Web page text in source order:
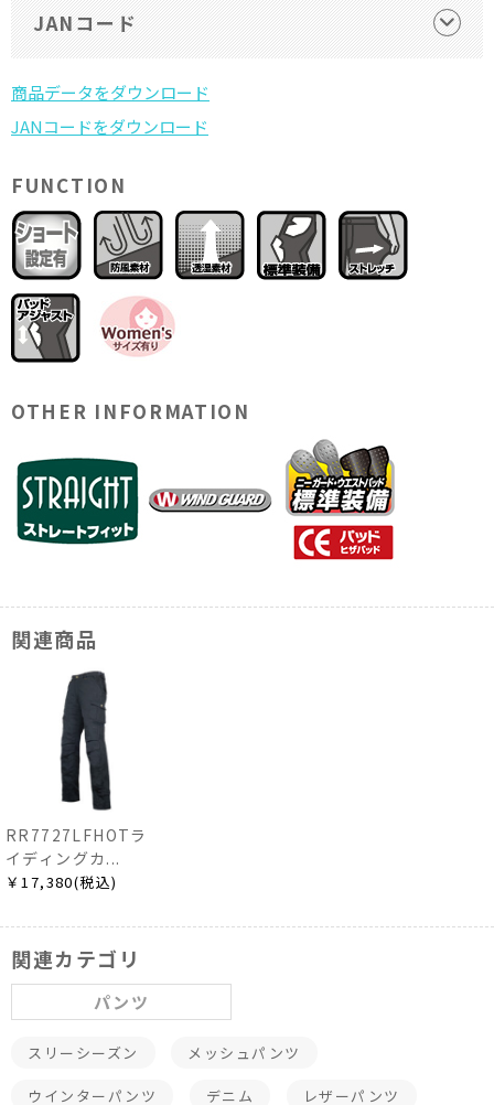
JANコード
FUNCTION
OTHER INFORMATION
関連商品
RR7727LFHOTラ
イディングカ...
￥17,380(税込)
関連カテゴリ
パンツ
スリーシーズン メッシュパンツ
ウインターパンツ デニム レザーパンツ